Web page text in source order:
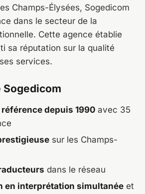
Champs-Élysées, Sogedicom
dans le secteur de la
Cette agence établie
sa réputation sur la qualité
services.
Sogedicom
depuis 1990 avec 35
sur les Champs-
dans le réseau
en interprétation simultanée et